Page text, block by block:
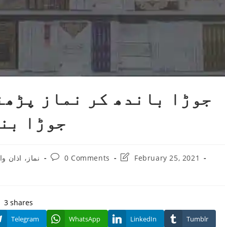
جوڑا باندھ کر نماز
جوڑا
نماز، اذان
Post0 Comments
PostFebruary 25, 2021
3 shares
Telegram WhatsApp LinkedIn Tumblr